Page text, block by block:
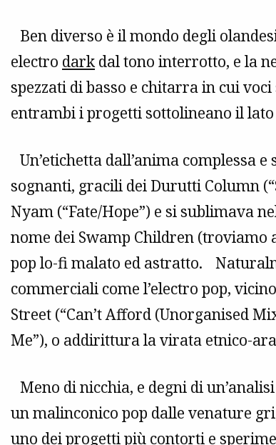
Ben diverso è il mondo degli
electro darkdal tono interrotto, e la
spezzati di basso e chitarra in cui
entrambi i progetti sottolineano il
Un’etichetta dall’anima complessa
sognanti, gracili dei Durutti Column
Nyam (“Fate/Hope”) e si sublimava
nome dei Swamp Children (troviamo
pop lo-fi malato ed astratto.
commerciali come l’electro pop,
Street (“Can’t Afford (Unorganised
Me”), o addirittura la virata etnico-
Meno di nicchia, e degni di
un malinconico pop dalle venature
uno dei progetti più contorti e